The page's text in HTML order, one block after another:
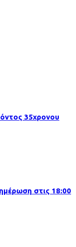
35χρονου
στις 18:00